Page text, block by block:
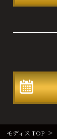
モディス TOP